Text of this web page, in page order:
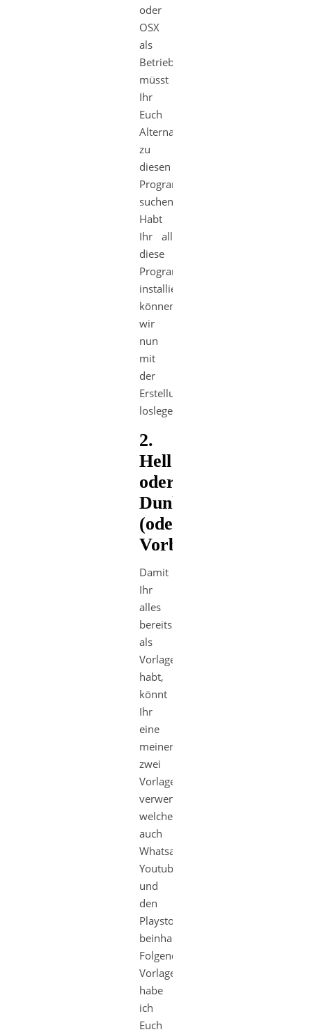
oder
OSX
als
Betriebssystem,
müsst
Ihr
Euch
Alternativen
zu
diesen
Programmen
suchen.
Habt
Ihr all
diese
Programme
installiert
können
wir
nun
mit
der
Erstellung
loslegen.
2.
Hell
oder
Dunkel
(oder:
Vorbereitungen)
Damit
Ihr
alles
bereits
als
Vorlage
habt,
könnt
Ihr
eine
meiner
zwei
Vorlagen
verwenden,
welche
auch
Whatsapp,
Youtube
und
den
Playstore
beinhalten.
Folgende
Vorlagen
habe
ich
Euch